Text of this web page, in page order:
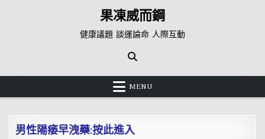
果凍威而鋼
健康議題 談運論命 人際互動
MENU
男性陽痿早洩藥:按此進入